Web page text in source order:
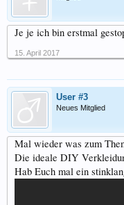
Je je ich bin erstmal
15. April 2017
User #3
Neues Mitglied
Mal wieder was zum
Die ideale DIY
Hab Euch mal ein